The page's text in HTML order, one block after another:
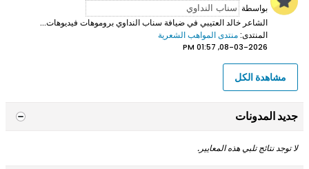
بواسطة
الشاعر خالد العتيبي في ضيافة سناب النداوي بروموهات فيديوهات...
المنتدى:منتدى المواهب الشعرية
08-03-2026, 01:57 PM
مشاهدة الكل
جديد المدونات
لا توجد نتائج تلبي هذه المعايير.